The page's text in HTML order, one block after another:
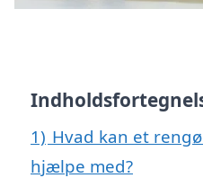
1) Hvad kan et
hjælpe med?